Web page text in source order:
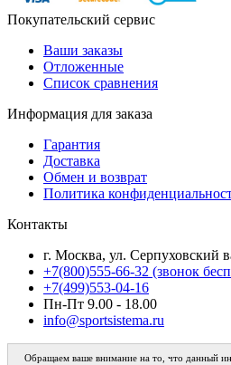
Покупательский сервис
Ваши заказы
Отложенные
Список сравнения
Информация для заказа
Гарантия
Доставка
Обмен и возврат
Политика
Контакты
г. Москва, ул. Серпуховский
+7(800)555-66-32 (звонок
+7(499)553-04-16
Пн-Пт 9.00 - 18.00
info@sportsistema.ru
Обращаем ваше внимание на то, что данный